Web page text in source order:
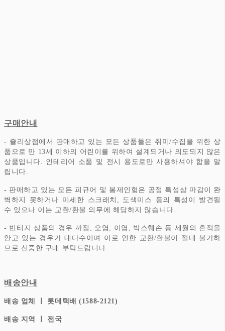
구매안내
- 쥴리상점에서 판매하고 있는 모든 상품들은 취미/수집을 위한 상
품으로 만 13세 이하의 어린이를 위하여 설계되거나 의도되지 않은
상품입니다. 인테리어 소품 및 전시 용도로만 사용하셔야 함을 알
립니다.
- 판매하고 있는 모든 피규어 및 봉제인형은 공정 특성상 마감이 완
벽하지 못하거나 미세한 스크래치, 도색미스 등의 특성이 발견될
수 있으나 이는 교환/환불 의무에 해당하지 않습니다.
- 빈티지 상품의 경우 까짐, 오염, 이염, 박스훼손 등 세월의 흔적을
안고 있는 경우가 대다수이며 이로 인한 교환/환불이 절대 불가하
므로 신중한 구매 부탁드립니다.
배송안내
배송 업체 ㅣ 롯데택배 (1588-2121)
배송 지역 ㅣ 전국